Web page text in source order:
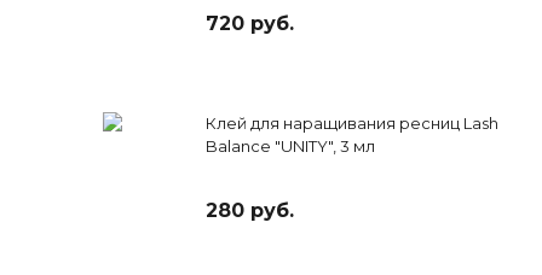
720 руб.
Клей для наращивания ресниц Lash
Balance "UNITY", 3 мл
280 руб.